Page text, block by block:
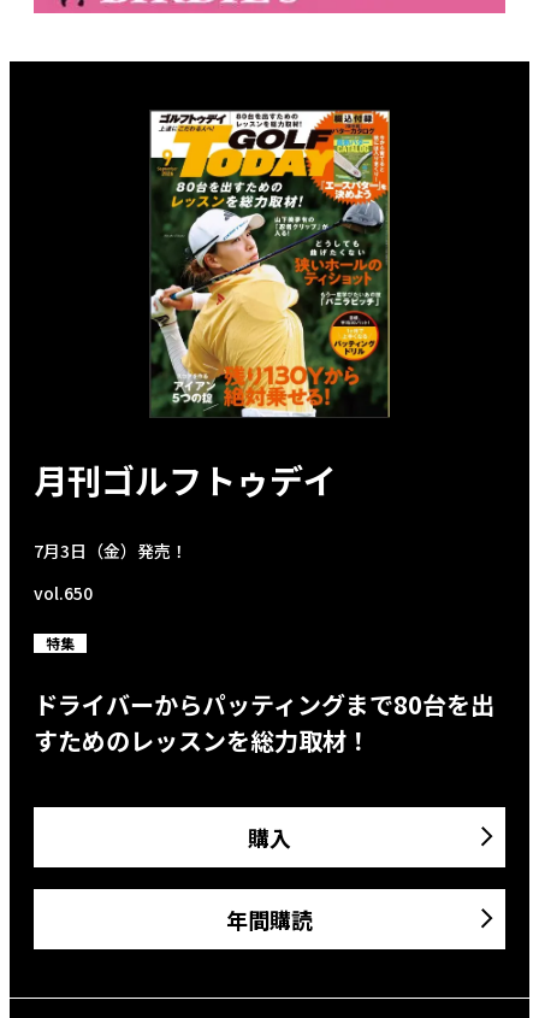
月刊ゴルフトゥデイ
7月3日（金）発売！
vol.650
特集
ドライバーからパッティングまで80台を出
すためのレッスンを総力取材！
購入
年間購読